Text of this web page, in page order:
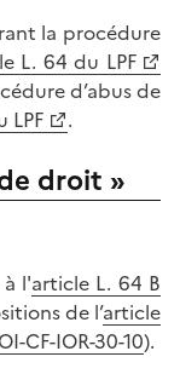
la procédure
L. 64 du LPF
d’abus de
LPF .
droit »
l'article L. 64 B
de l’article
CF-IOR-30-10).